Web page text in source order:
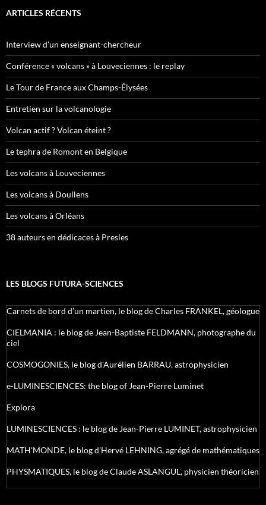
ARTICLES RÉCENTS
Interview d’un enseignant-chercheur
Conférence « volcans » à Louveciennes : le replay
Le Tour de France aux Champs-Élysées
Entretien sur la volcanologie
Volcan actif ? Volcan éteint ?
Le tephra de Romont en Belgique
Les volcans à Louveciennes
Les volcans à Doullens
Les volcans à Orléans
38 auteurs en dédicaces à Presles
LES BLOGS FUTURA-SCIENCES
Carnets de bord d’un martien, le blog de Charles FRANKEL, géologue
CIELMANIA : le blog de Jean-Baptiste FELDMANN, photographe du
ciel
COSMOGONIES, le blog d'Aurélien BARRAU, astrophysicien
e-LUMINESCIENCES: the blog of Jean-Pierre Luminet
Explora
LUMINESCIENCES : le blog de Jean-Pierre LUMINET, astrophysicien
MATH'MONDE, le blog d'Hervé LEHNING, agrégé de mathématiques
PHYSMATIQUES, le blog de Claude ASLANGUL, physicien théoricien